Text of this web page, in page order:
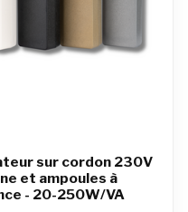
sur cordon 230V
et ampoules à
- 20-250W/VA